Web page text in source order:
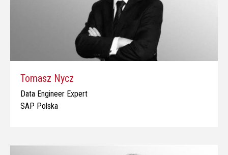
Tomasz Nycz
Data Engineer Expert
SAP Polska